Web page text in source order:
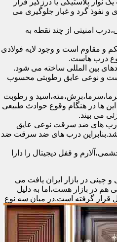
و نفوذ گرد و غبار جلوگیری می
امنیتی از چند نقطه به
مقاوم است و وجود لایه فولادی
درب هاست.
بین المللی ساخته می شود.
و نوعی عایق رطوبتی محسوب
و رطوبت
ها در هنگام وقوع حوادث طبیعی
می بیند.
های ضد سرقت نوعی عایق
درب های ضد سرقت ضد
و قفل دیجیتال را دارا
چینی در بازار ایران یافت می
هم در بازار هست،اما به دلیل
قرار گرفته است.در میان سه نوع